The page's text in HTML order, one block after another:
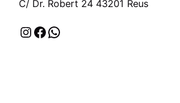
C/ Dr. Robert 24 43201 Reus
Instagram Facebook WhatsApp